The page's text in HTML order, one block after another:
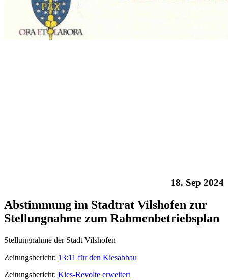
18. Sep 2024
Abstimmung im Stadtrat Vilshofen zur
Stellungnahme zum Rahmenbetriebsplan
Stellungnahme der Stadt Vilshofen
Zeitungsbericht: 13:11 für den Kiesabbau
Zeitungsbericht: Kies-Revolte erweitert